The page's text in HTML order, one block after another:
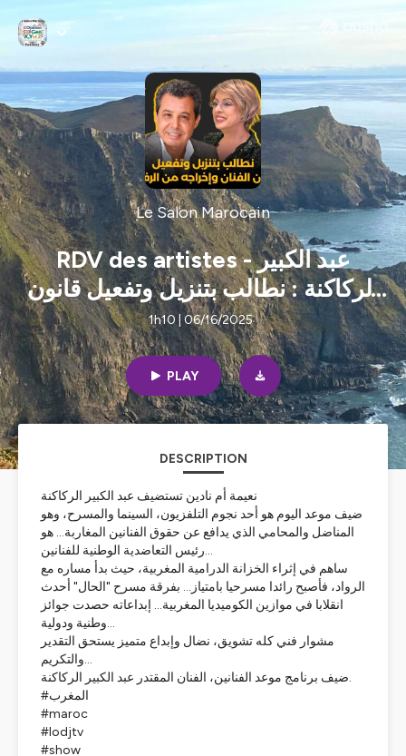
Le Salon Marocain
RDV des artistes - عبد الكبير
الركاكنة : نطالب بتنزيل وتفعيل قانون
الفنان وإخراجه من الرفوف
1h10 | 06/16/2025
PLAY
DESCRIPTION
نعيمة أم نادين تستضيف عبد الكبير الركاكنة
ضيف موعد اليوم هو أحد نجوم التلفزيون، السينما والمسرح، وهو
المناضل والمحامي الذي يدافع عن حقوق الفنانين المغاربة... هو
رئيس التعاضدية الوطنية للفنانين...
ساهم في إثراء الخزانة الدرامية المغربية، حيث بدأ مساره مع
الرواد، فأصبح رائدا مسرحيا بامتياز... بفرقة مسرح "الحال" أحدث
انقلابا في موازين الكوميديا المغربية... إبداعاته حصدت جوائز
وطنية ودولية...
مشوار فني كله تشويق، نضال وإبداع متميز يستحق التقدير
والتكريم...
ضيف برنامج موعد الفنانين، الفنان المقتدر عبد الكبير الركاكنة.
#المغرب
#maroc
#lodjtv
#show